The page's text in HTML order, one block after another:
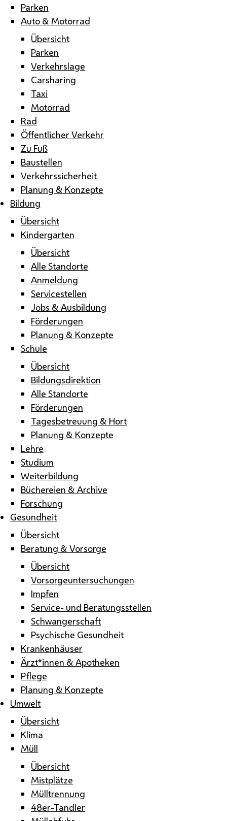
Parken
Auto & Motorrad
Übersicht
Parken
Verkehrslage
Carsharing
Taxi
Motorrad
Rad
Öffentlicher Verkehr
Zu Fuß
Baustellen
Verkehrssicherheit
Planung & Konzepte
Bildung
Übersicht
Kindergarten
Übersicht
Alle Standorte
Anmeldung
Servicestellen
Jobs & Ausbildung
Förderungen
Planung & Konzepte
Schule
Übersicht
Bildungsdirektion
Alle Standorte
Förderungen
Tagesbetreuung & Hort
Planung & Konzepte
Lehre
Studium
Weiterbildung
Büchereien & Archive
Forschung
Gesundheit
Übersicht
Beratung & Vorsorge
Übersicht
Vorsorgeuntersuchungen
Impfen
Service- und Beratungsstellen
Schwangerschaft
Psychische Gesundheit
Krankenhäuser
Ärzt*innen & Apotheken
Pflege
Planung & Konzepte
Umwelt
Übersicht
Klima
Müll
Übersicht
Mistplätze
Mülltrennung
48er-Tandler